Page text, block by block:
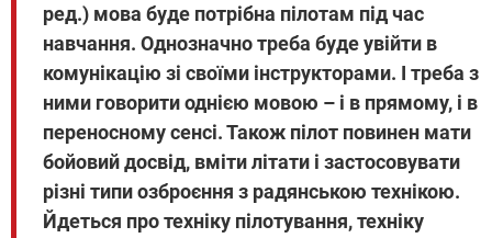
ред.) мова буде потрібна пілотам під час
навчання. Однозначно треба буде увійти в
комунікацію зі своїми інструкторами. І треба з
ними говорити однією мовою – і в прямому, і в
переносному сенсі. Також пілот повинен мати
бойовий досвід, вміти літати і застосовувати
різні типи озброєння з радянською технікою.
Йдеться про техніку пілотування, техніку